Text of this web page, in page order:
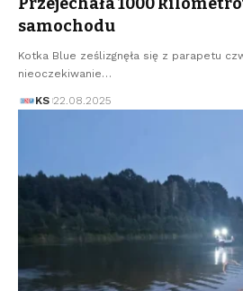
samochodu
Kotka Blue ześlizgnęła się z parapetu
nieoczekiwanie…
KS 22.08.2025